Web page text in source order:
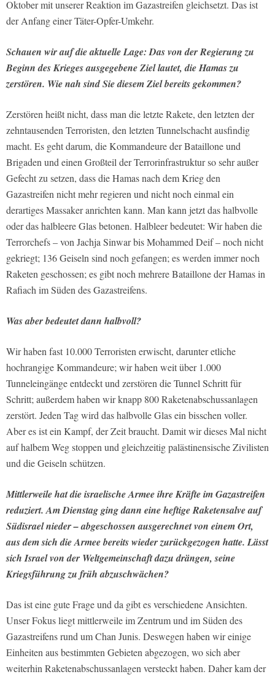
Oktober mit unserer Reaktion im Gazastreifen gleichsetzt. Das ist
der Anfang einer Täter-Opfer-Umkehr.
Schauen wir auf die aktuelle Lage: Das von der Regierung zu
Beginn des Krieges ausgegebene Ziel lautet, die Hamas zu
zerstören. Wie nah sind Sie diesem Ziel bereits gekommen?
Zerstören heißt nicht, dass man die letzte Rakete, den letzten der
zehntausenden Terroristen, den letzten Tunnelschacht ausfindig
macht. Es geht darum, die Kommandeure der Bataillone und
Brigaden und einen Großteil der Terrorinfrastruktur so sehr außer
Gefecht zu setzen, dass die Hamas nach dem Krieg den
Gazastreifen nicht mehr regieren und nicht noch einmal ein
derartiges Massaker anrichten kann. Man kann jetzt das halbvolle
oder das halbleere Glas betonen. Halbleer bedeutet: Wir haben die
Terrorchefs – von Jachja Sinwar bis Mohammed Deif – noch nicht
gekriegt; 136 Geiseln sind noch gefangen; es werden immer noch
Raketen geschossen; es gibt noch mehrere Bataillone der Hamas in
Rafiach im Süden des Gazastreifens.
Was aber bedeutet dann halbvoll?
Wir haben fast 10.000 Terroristen erwischt, darunter etliche
hochrangige Kommandeure; wir haben weit über 1.000
Tunneleingänge entdeckt und zerstören die Tunnel Schritt für
Schritt; außerdem haben wir knapp 800 Raketenabschussanlagen
zerstört. Jeden Tag wird das halbvolle Glas ein bisschen voller.
Aber es ist ein Kampf, der Zeit braucht. Damit wir dieses Mal nicht
auf halbem Weg stoppen und gleichzeitig palästinensische Zivilisten
und die Geiseln schützen.
Mittlerweile hat die israelische Armee ihre Kräfte im Gazastreifen
reduziert. Am Dienstag ging dann eine heftige Raketensalve auf
Südisrael nieder – abgeschossen ausgerechnet von einem Ort,
aus dem sich die Armee bereits wieder zurückgezogen hatte. Lässt
sich Israel von der Weltgemeinschaft dazu drängen, seine
Kriegsführung zu früh abzuschwächen?
Das ist eine gute Frage und da gibt es verschiedene Ansichten.
Unser Fokus liegt mittlerweile im Zentrum und im Süden des
Gazastreifens rund um Chan Junis. Deswegen haben wir einige
Einheiten aus bestimmten Gebieten abgezogen, wo sich aber
weiterhin Raketenabschussanlagen versteckt haben. Daher kam der